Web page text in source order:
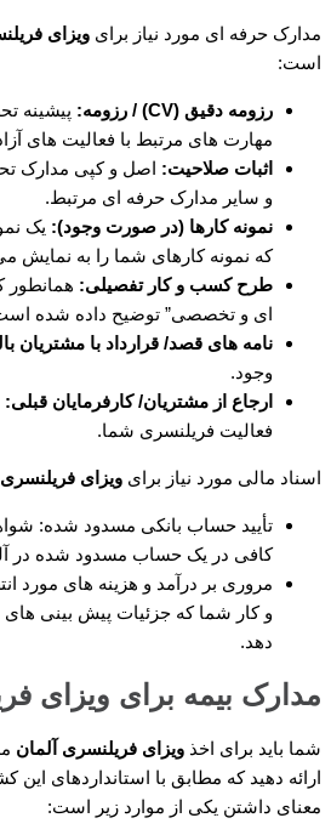
مدارک حرفه ای مورد نیاز برای ویزای
است:
رزومه دقیق (CV) / رزومه:
پیشینه
مهارت های مرتبط با فعالیت های
اثبات صلاحیت: اصل و کپی مدارک
و سایر مدارک حرفه ای مرتبط.
نمونه کارها (در صورت وجود): یک
که نمونه کارهای شما را به نمایش
طرح کسب و کار تفصیلی: همانطور
ای و تخصصی” توضیح داده شده
نامه های قصد/ قرارداد با مشتریان
وجود.
ارجاع از مشتریان/ کارفرمایان قبلی:
فعالیت فریلنسری شما.
اسناد مالی مورد نیاز برای ویزای
تأیید حساب بانکی مسدود شده:
کافی در یک حساب مسدود شده در
مروری بر درآمد و هزینه های
و کار شما که جزئیات پیش بینی
دهد.
مدارک بیمه برای ویزای
شما باید برای اخذ ویزای فریلنسری آلمان
ارائه دهید که مطابق با استانداردهای این
معنای داشتن یکی از موارد زیر است: